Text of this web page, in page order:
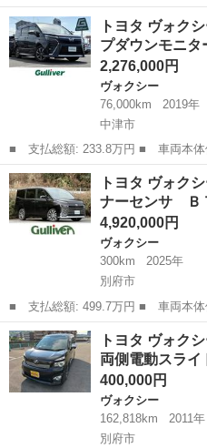
ー名： トヨタ ■ 車種名： ヴォ
純正ナビ／バックカメラ／ＥＴＣ
メラ Ｄ...
大分 大分市 ヴォクシー
トヨタ ヴォク
プダウンモニ
2,276,000円
ヴォクシー
76,000km
2019年
中津市
■ 支払総額: 233.8万円 ■ 車両本体価格： 2,276,000 円 ■ メーカ
ー名： トヨタ ■ 車種名： ヴォ
煌ＩＩ 純正フリップダウンモニ
側電動ス...
大分 中津市 ヴォクシー
トヨタ ヴォク
ナーセンサ Ｂ
4,920,000円
ヴォクシー
300km
2025年
別府市
■ 支払総額: 499.7万円 ■ 車両本体価格： 4,920,000 円 ■ メーカ
ー名： トヨタ ■ 車種名： ヴォ
リッドＳ－Ｚ コーナーセンサ Ｂ
逸脱警報...
大分 別府市 ヴォクシー
トヨタ ヴォ
両側電動スラ
400,000円
ヴォクシー
162,818km
2011年
別府市